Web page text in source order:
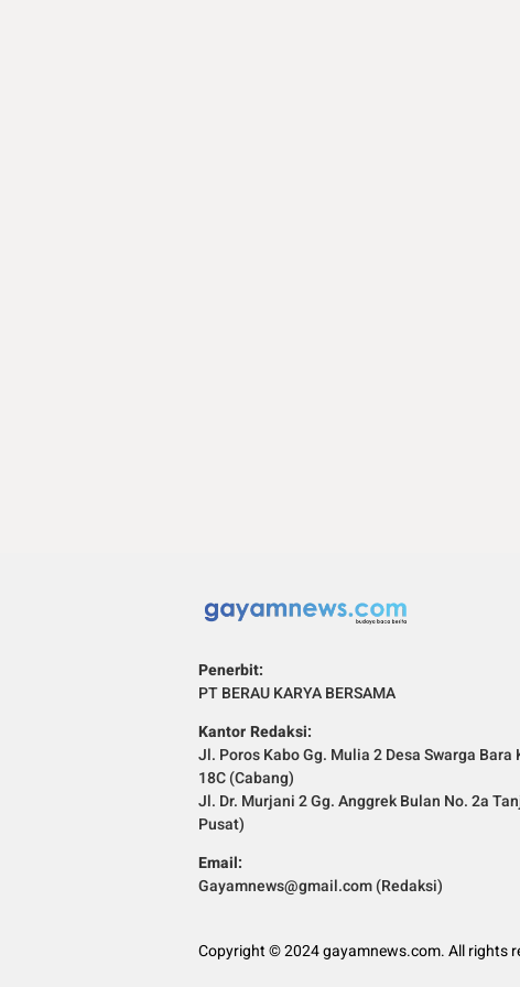
Penerbit:
PT BERAU KARYA BERSAMA
Kantor Redaksi:
Jl. Poros Kabo Gg. Mulia 2 Desa Swarga Bara
18C (Cabang)
Jl. Dr. Murjani 2 Gg. Anggrek Bulan No. 2a
Pusat)
Email:
Gayamnews@gmail.com (Redaksi)
Copyright © 2024 gayamnews.com. All rights